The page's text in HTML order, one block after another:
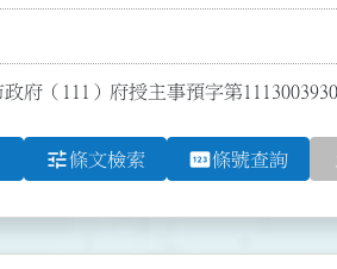
府（111）府授主事預字第
tune條文檢索 pin條號查詢